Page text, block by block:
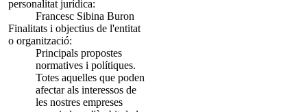
personalitat jurídica:
Francesc Sibina Buron
Finalitats i objectius de l'entitat
o organització:
Principals propostes
normatives i polítiques.
Totes aquelles que poden
afectar als interessos de
les nostres empreses